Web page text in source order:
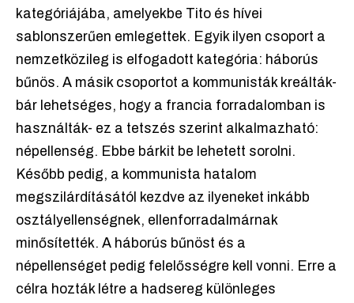
kategóriájába, amelyekbe Tito és hívei
sablonszerűen emlegettek. Egyik ilyen csoport a
nemzetközileg is elfogadott kategória: háborús
bűnös. A másik csoportot a kommunisták kreálták-
bár lehetséges, hogy a francia forradalomban is
használták- ez a tetszés szerint alkalmazható:
népellenség. Ebbe bárkit be lehetett sorolni.
Később pedig, a kommunista hatalom
megszilárdításától kezdve az ilyeneket inkább
osztályellenségnek, ellenforradalmárnak
minősítették. A háborús bűnöst és a
népellenséget pedig felelősségre kell vonni. Erre a
célra hozták létre a hadsereg különleges